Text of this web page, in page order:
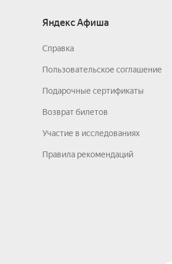
Яндекс Афиша
Справка
Пользовательское соглашение
Подарочные сертификаты
Возврат билетов
Участие в исследованиях
Правила рекомендаций